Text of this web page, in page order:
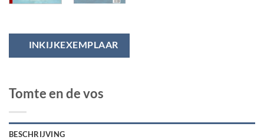
INKIJKEXEMPLAAR
Tomte en de vos
BESCHRIJVING